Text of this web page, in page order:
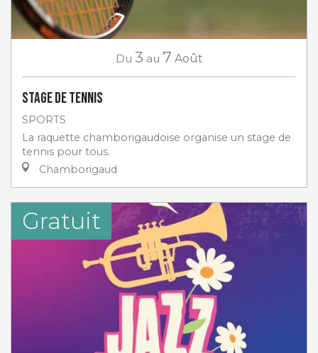
Du 3 au 7 Août
Stage de tennis
SPORTS
La raquette chamborigaudoise organise un stage de
tennis pour tous.
Chamborigaud
Gratuit